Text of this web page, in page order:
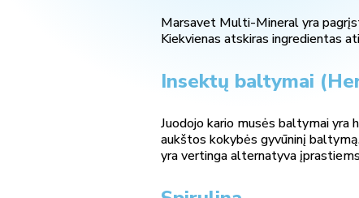
Marsavet Multi-Mineral yra
Kiekvienas atskiras ingredientas
Insektų baltymai
Juodojo kario musės baltymai yra
aukštos kokybės gyvūninį
yra vertinga alternatyva